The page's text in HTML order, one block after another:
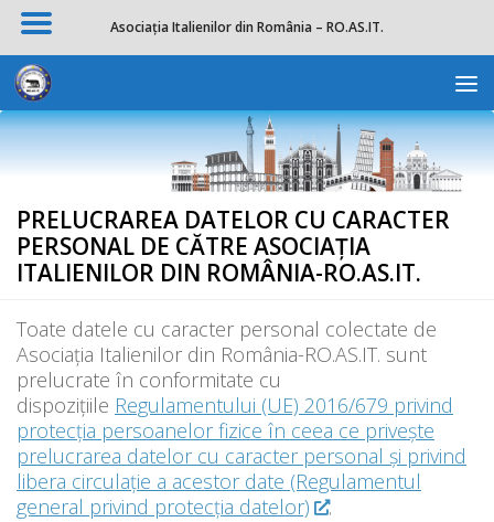
Skip to content
PRELUCRAREA DATELOR CU CARACTER
PERSONAL DE CĂTRE ASOCIAȚIA
ITALIENILOR DIN ROMÂNIA-RO.AS.IT.
Toate datele cu caracter personal colectate de
Asociația Italienilor din România-RO.AS.IT. sunt
prelucrate în conformitate cu
dispozițiile Regulamentului (UE) 2016/679 privind
protecţia persoanelor fizice în ceea ce priveşte
prelucrarea datelor cu caracter personal şi privind
libera circulaţie a acestor date (Regulamentul
general privind protecţia datelor)
.
Asociația Italienilor din România – RO.AS.IT.